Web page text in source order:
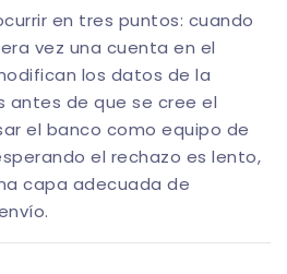
en tres puntos: cuando
vez una cuenta en el
los datos de la
antes de que se cree el
el banco como equipo de
el rechazo es lento,
capa adecuada de